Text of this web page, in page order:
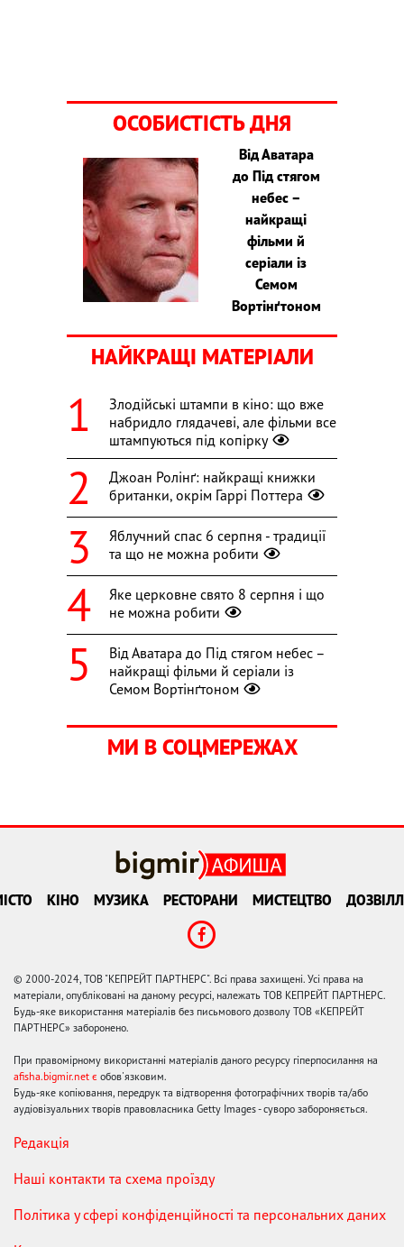
ОСОБИСТІСТЬ ДНЯ
Від Аватара
до Під стягом
небес –
найкращі
фільми й
серіали із
Семом
Вортінґтоном
НАЙКРАЩІ МАТЕРІАЛИ
Злодійські штампи в кіно: що вже
набридло глядачеві, але фільми все
штампуються під копірку
Джоан Ролінґ: найкращі книжки
британки, окрім Гаррі Поттера
Яблучний спас 6 серпня - традиції
та що не можна робити
Яке церковне свято 8 серпня і що
не можна робити
Від Аватара до Під стягом небес –
найкращі фільми й серіали із
Семом Вортінґтоном
МИ В СОЦМЕРЕЖАХ
КІНО МУЗИКА РЕСТОРАНИ МИСТЕЦТВО
© 2000-2024, ТОВ "КЕПРЕЙТ ПАРТНЕРС". Всі права захищені. Усі права на
матеріали, опубліковані на даному ресурсі, належать ТОВ КЕПРЕЙТ ПАРТНЕРС.
Будь-яке використання матеріалів без письмового дозволу ТОВ «КЕПРЕЙТ
ПАРТНЕРС» заборонено.
При правомірному використанні матеріалів даного ресурсу гіперпосилання на
afisha.bigmir.net є обов'язковим.
Будь-яке копіювання, передрук та відтворення фотографічних творів та/або
аудіовізуальних творів правовласника Getty Images - суворо забороняється.
Редакція
Наші контакти та схема проїзду
Політика у сфері конфіденційності та персональних даних